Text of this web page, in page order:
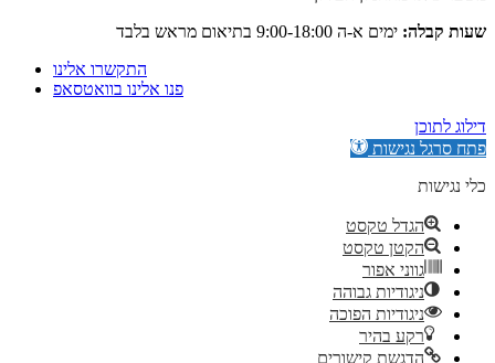
ימים א-ה 9:00-18:00 בתיאום מראש בלבד
התקשרו אלינו
פנו אלינו בוואטסאפ
טקסט
טקסט
אפור
גבוהה
הפוכה
בהיר
קישורים